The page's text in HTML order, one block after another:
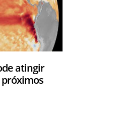
atingir